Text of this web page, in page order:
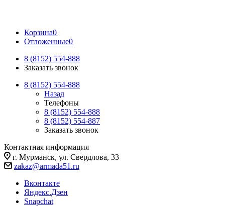
Корзина0
Отложенные0
8 (8152) 554-888
Заказать звонок
8 (8152) 554-888
Назад
Телефоны
8 (8152) 554-888
8 (8152) 554-887
Заказать звонок
Контактная информация
г. Мурманск, ул. Свердлова, 33
zakaz@armada51.ru
Вконтакте
Яндекс.Дзен
Snapchat